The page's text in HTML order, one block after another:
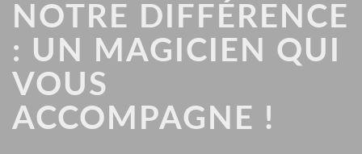
NOTRE DIFFÉRENCE
: UN MAGICIEN QUI
VOUS
ACCOMPAGNE !